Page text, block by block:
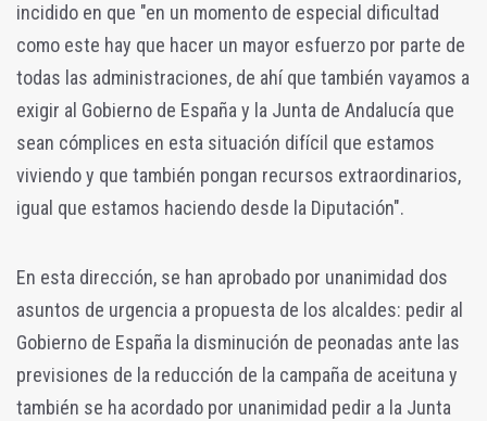
incidido en que "en un momento de especial dificultad
como este hay que hacer un mayor esfuerzo por parte de
todas las administraciones, de ahí que también vayamos a
exigir al Gobierno de España y la Junta de Andalucía que
sean cómplices en esta situación difícil que estamos
viviendo y que también pongan recursos extraordinarios,
igual que estamos haciendo desde la Diputación".
En esta dirección, se han aprobado por unanimidad dos
asuntos de urgencia a propuesta de los alcaldes: pedir al
Gobierno de España la disminución de peonadas ante las
previsiones de la reducción de la campaña de aceituna y
también se ha acordado por unanimidad pedir a la Junta